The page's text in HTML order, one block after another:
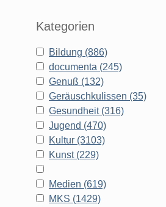
Kategorien
Bildung (886)
documenta (245)
Genuß (132)
Geräuschkulissen (35)
Gesundheit (316)
Jugend (470)
Kultur (3103)
Kunst (229)
Medien (619)
MKS (1429)